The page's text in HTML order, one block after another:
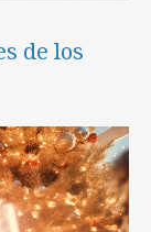
de los